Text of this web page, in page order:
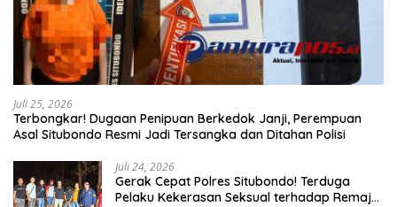
Juli 25, 2026
Terbongkar! Dugaan Penipuan Berkedok Janji, Perempuan
Asal Situbondo Resmi Jadi Tersangka dan Ditahan Polisi
Juli 24, 2026
Gerak Cepat Polres Situbondo! Terduga
Pelaku Kekerasan Seksual terhadap Remaja